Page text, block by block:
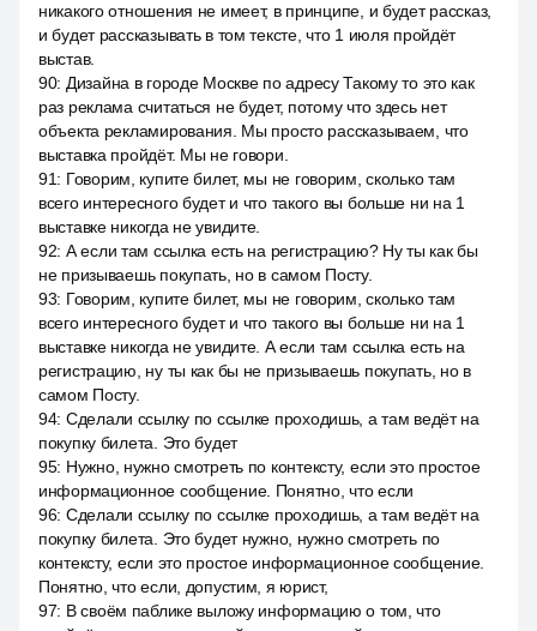
никакого отношения не имеет, в принципе, и будет рассказ,
и будет рассказывать в том тексте, что 1 июля пройдёт
выстав.
90: Дизайна в городе Москве по адресу Такому то это как
раз реклама считаться не будет, потому что здесь нет
объекта рекламирования. Мы просто рассказываем, что
выставка пройдёт. Мы не говори.
91: Говорим, купите билет, мы не говорим, сколько там
всего интересного будет и что такого вы больше ни на 1
выставке никогда не увидите.
92: А если там ссылка есть на регистрацию? Ну ты как бы
не призываешь покупать, но в самом Посту.
93: Говорим, купите билет, мы не говорим, сколько там
всего интересного будет и что такого вы больше ни на 1
выставке никогда не увидите. А если там ссылка есть на
регистрацию, ну ты как бы не призываешь покупать, но в
самом Посту.
94: Сделали ссылку по ссылке проходишь, а там ведёт на
покупку билета. Это будет
95: Нужно, нужно смотреть по контексту, если это простое
информационное сообщение. Понятно, что если
96: Сделали ссылку по ссылке проходишь, а там ведёт на
покупку билета. Это будет нужно, нужно смотреть по
контексту, если это простое информационное сообщение.
Понятно, что если, допустим, я юрист,
97: В своём паблике выложу информацию о том, что